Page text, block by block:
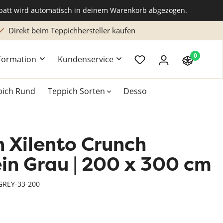
wird automatisch in deinem Warenkorb abgezogen.
Direkt beim Teppichhersteller kaufen
Kundenservice 0
Rund Teppich Sorten Desso
Teppich 200x300 cm
Teppich Braun
Teppich Grün
Hochflor Teppiche
Naturteppich
Xilento Crunch
Grau | 200 x 300 cm
33-200